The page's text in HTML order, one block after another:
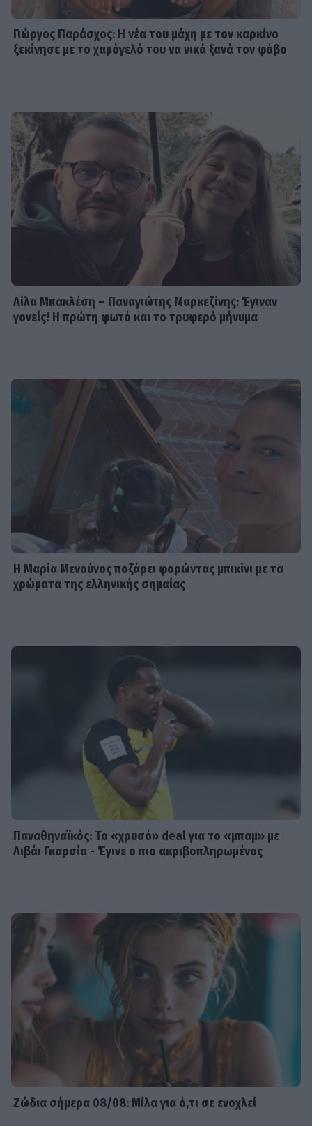
Γιώργος Παράσχος: Η νέα του μάχη με τον καρκίνο
ξεκίνησε με το χαμόγελό του να νικά ξανά τον φόβο
Λίλα Μπακλέση – Παναγιώτης Μαρκεζίνης: Έγιναν
γονείς! Η πρώτη φωτό και το τρυφερό μήνυμα
Η Μαρία Μενούνος ποζάρει φορώντας μπικίνι με τα
χρώματα της ελληνικής σημαίας
Παναθηναϊκός: Το «χρυσό» deal για το «μπαμ» με
Λιβάι Γκαρσία - Έγινε ο πιο ακριβοπληρωμένος
Ζώδια σήμερα 08/08: Μίλα για ό,τι σε ενοχλεί